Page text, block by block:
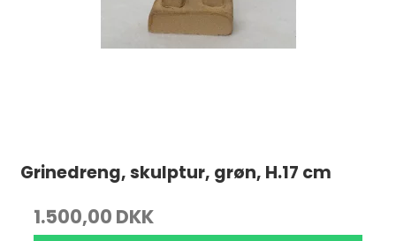
Grinedreng, skulptur, grøn, H.17 cm
1.500,00 DKK